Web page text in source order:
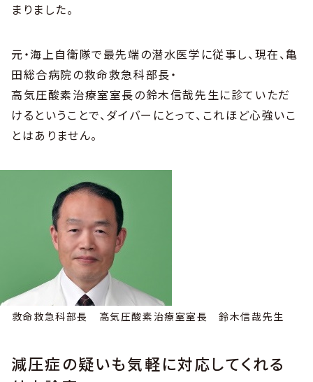
まりました。
元・海上自衛隊で最先端の潜水医学に従事し、現在、亀
田総合病院の救命救急科部長・
高気圧酸素治療室室長の鈴木信哉先生に診ていただ
けるということで、ダイバーにとって、これほど心強いこ
とはありません。
救命救急科部長 高気圧酸素治療室室長 鈴木信哉先生
減圧症の疑いも気軽に対応してくれる